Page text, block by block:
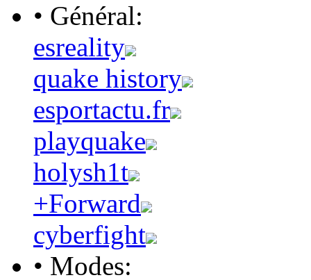
• Général:
esreality
quake history
esportactu.fr
playquake
holysh1t
+Forward
cyberfight
• Modes: